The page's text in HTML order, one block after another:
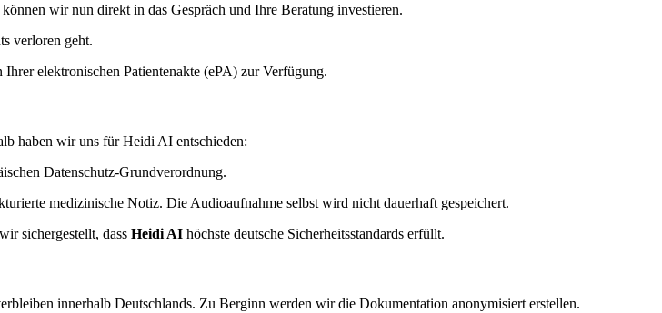
wir nun direkt in das Gespräch und Ihre Beratung investieren.
verloren geht.
elektronischen Patientenakte (ePA) zur Verfügung.
haben wir uns für Heidi AI entschieden:
Datenschutz-Grundverordnung.
medizinische Notiz. Die Audioaufnahme selbst wird nicht dauerhaft gespeichert.
sichergestellt, dass Heidi AI höchste deutsche Sicherheitsstandards erfüllt.
innerhalb Deutschlands. Zu Berginn werden wir die Dokumentation anonymisiert erstellen.